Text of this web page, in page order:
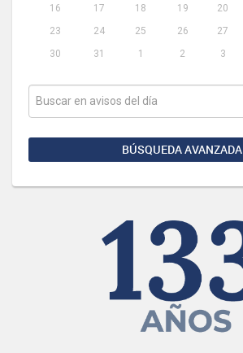
16
17 18 19 20
23
24 25 26 27
30
31 1 2 3
BÚSQUEDA AVANZADA